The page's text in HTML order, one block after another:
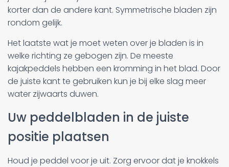
korter dan de andere kant. Symmetrische bladen zijn
rondom gelijk.
Het laatste wat je moet weten over je bladen is in
welke richting ze gebogen zijn. De meeste
kajakpeddels hebben een kromming in het blad. Door
de juiste kant te gebruiken kun je bij elke slag meer
water zijwaarts duwen.
Uw peddelbladen in de juiste
positie plaatsen
Houd je peddel voor je uit. Zorg ervoor dat je knokkels